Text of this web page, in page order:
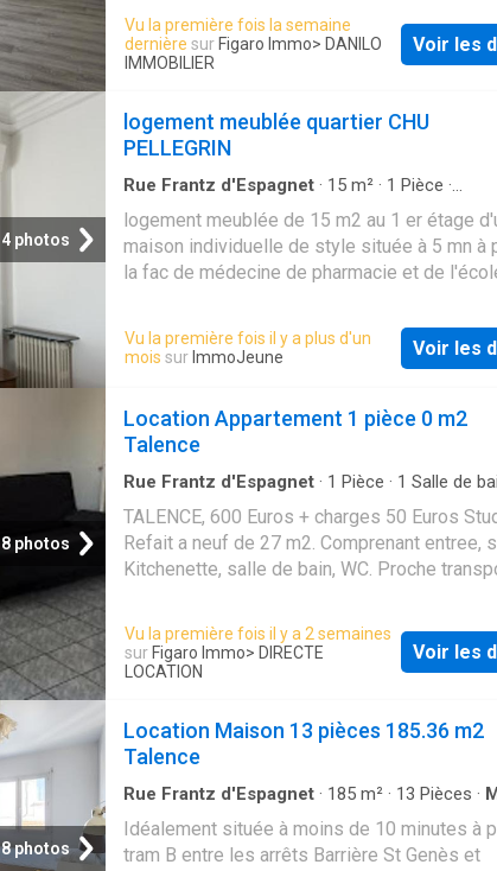
équipée, une grande chambre, une entrée,
d'eau avec wc. Une place de parking
Colocation acceptée. Disponible de suite.
exposé sont disponibles sur le site
www.georisques.gouv.fr
Vu la première fois la semaine
dernière sur Figaro Immo> DANILO
IMMOBILIER
Voir les
4 photos
logement meublée quartier CHU
PELLEGRIN
Rue Frantz d'Espagnet · 15 m² · 1 Pièce ·
logement meublée de 15 m2 au 1 er étage
maison individuelle de style située à 5 mn à
la fac de médecine de pharmacie et de
cuisine équipée machine à laver le linge
arrêts tram A vers centre ville et bus 9 vers
SAINT JEAN à proximité immédiate charges
Vu la première fois il y a plus d'un
mois sur ImmoJeune Voir les
8 photos
Location Appartement 1 pièce 0 m2
Talence
Rue Frantz d'Espagnet · 1 Pièce · 1 Salle de
TALENCE, 600 Euros + charges 50 Euros
Refait a neuf de 27 m2. Comprenant entree,
Kitchenette, salle de bain, WC. Proche
Vu la première fois il y a 2 semaines
sur Figaro Immo> DIRECTE
LOCATION
Voir les
8 photos
Location Maison 13 pièces 185.36 m2
Talence
Rue Frantz d'Espagnet · 185 m² · 13 Pièces ·
Idéalement située à moins de 10 minutes à
tram B entre les arrêts Barrière St Genès et